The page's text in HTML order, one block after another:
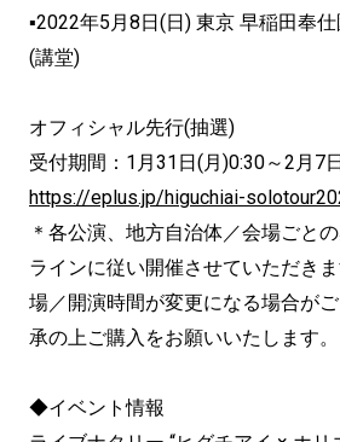
▪2022年5月8日(日) 東京 早稲田奉
(講堂)
オフィシャル先行(抽選)
受付期間：1月31日(月)0:30～2月7
https://eplus.jp/higuchiai-
＊各公演、地方自治体／会場ごと
ラインに従い開催させていただきま
場／開演時間が変更になる場合がご
承の上ご購入をお願いいたします。
◆イベント情報